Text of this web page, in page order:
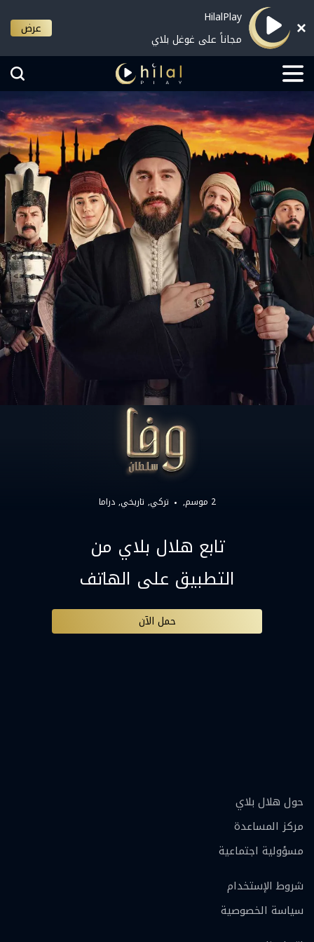
HilalPlay
مجاناً على غوغل بلاي
عرض
2 موسم, تركي تاريخي دراما
تابع هلال بلاي من
التطبيق على الهاتف
حمل الآن
حول هلال بلاي
مركز المساعدة
مسؤولية اجتماعية
شروط الإستخدام
سياسة الخصوصية